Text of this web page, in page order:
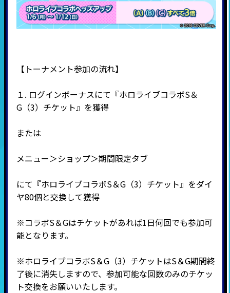
【トーナメント参加の流れ】
１. ログインボーナスにて『ホロライブコラボS＆
G（3）チケット』を獲得
または
メニュー＞ショップ＞期間限定タブ
にて『ホロライブコラボS＆G（3）チケット』をダイ
ヤ80個と交換して獲得
※コラボS＆Gはチケットがあれば1日何回でも参加可
能となります。
※ホロライブコラボS＆G（3）チケットはS＆G期間終
了後に消失しますので、参加可能な回数のみのチケッ
ト交換をお願いいたします。